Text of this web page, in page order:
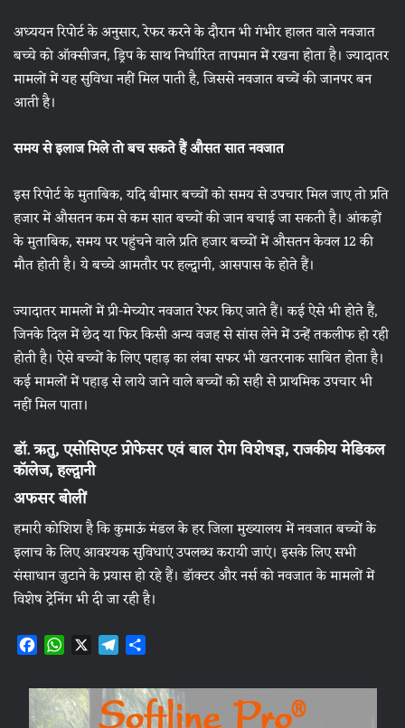
अध्ययन रिपोर्ट के अनुसार, रेफर करने के दौरान भी गंभीर हालत वाले नवजात
बच्चे को ऑक्सीजन, ड्रिप के साथ निर्धारित तापमान में रखना होता है। ज्यादातर
मामलों में यह सुविधा नहीं मिल पाती है, जिससे नवजात बच्चें की जानपर बन
आती है।
समय से इलाज मिले तो बच सकते हैं औसत सात नवजात
इस रिपोर्ट के मुताबिक, यदि बीमार बच्चों को समय से उपचार मिल जाए तो प्रति
हजार में औसतन कम से कम सात बच्चों की जान बचाई जा सकती है। आंकड़ों
के मुताबिक, समय पर पहुंचने वाले प्रति हजार बच्चों में औसतन केवल 12 की
मौत होती है। ये बच्चे आमतौर पर हल्द्वानी, आसपास के होते हैं।
ज्यादातर मामलों में प्री-मेच्योर नवजात रेफर किए जाते हैं। कई ऐसे भी होते हैं,
जिनके दिल में छेद या फिर किसी अन्य वजह से सांस लेने में उन्हें तकलीफ हो रही
होती है। ऐसे बच्चों के लिए पहाड़ का लंबा सफर भी खतरनाक साबित होता है।
कई मामलों में पहाड़ से लाये जाने वाले बच्चों को सही से प्राथमिक उपचार भी
नहीं मिल पाता।
डॉ. ऋतु, एसोसिएट प्रोफेसर एवं बाल रोग विशेषज्ञ, राजकीय मेडिकल
कॉलेज, हल्द्वानी
अफसर बोलीं
हमारी कोशिश है कि कुमाऊं मंडल के हर जिला मुख्यालय में नवजात बच्चों के
इलाच के लिए आवश्यक सुविधाएं उपलब्ध करायी जाएं। इसके लिए सभी
संसाधान जुटाने के प्रयास हो रहे हैं। डॉक्टर और नर्स को नवजात के मामलों में
विशेष ट्रेनिंग भी दी जा रही है।
F
c
e
W
a
t
X T
l
e
a
r